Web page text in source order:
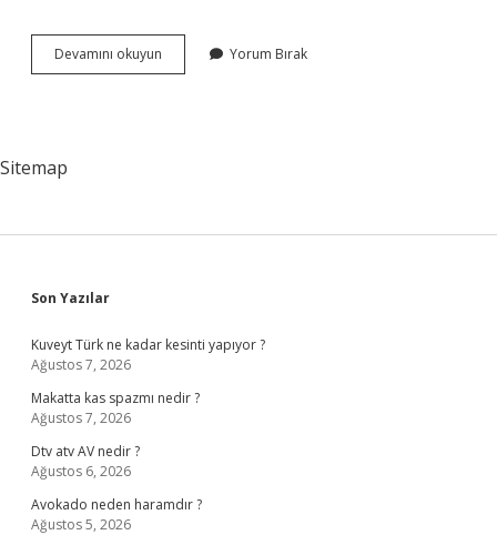
Devamını okuyun
Vuran
Yorum Bırak
Sitemap
Sidebar
Son Yazılar
Kuveyt Türk ne kadar kesinti yapıyor ?
Ağustos 7, 2026
Makatta kas spazmı nedir ?
Ağustos 7, 2026
Dtv atv AV nedir ?
Ağustos 6, 2026
Avokado neden haramdır ?
Ağustos 5, 2026